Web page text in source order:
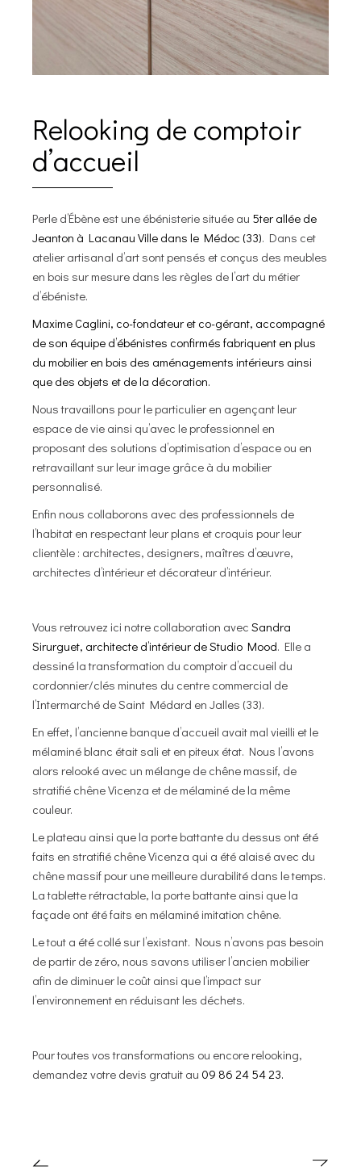
Relooking de comptoir
d’accueil
Perle d’Ébène est une ébénisterie située au 5ter allée de
Jeanton à Lacanau Ville dans le Médoc (33). Dans cet
atelier artisanal d’art sont pensés et conçus des meubles
en bois sur mesure dans les règles de l’art du métier
d’ébéniste.
Maxime Caglini, co-fondateur et co-gérant, accompagné
de son équipe d’ébénistes confirmés fabriquent en plus
du mobilier en bois des aménagements intérieurs ainsi
que des objets et de la décoration.
Nous travaillons pour le particulier en agençant leur
espace de vie ainsi qu’avec le professionnel en
proposant des solutions d’optimisation d’espace ou en
retravaillant sur leur image grâce à du mobilier
personnalisé.
Enfin nous collaborons avec des professionnels de
l’habitat en respectant leur plans et croquis pour leur
clientèle : architectes, designers, maîtres d’œuvre,
architectes d’intérieur et décorateur d’intérieur.
Vous retrouvez ici notre collaboration avecSandra
Sirurguet, architecte d’intérieur de Studio Mood. Elle a
dessiné la transformation du comptoir d’accueil du
cordonnier/clés minutes du centre commercial de
l’Intermarché de Saint Médard en Jalles (33).
En effet, l’ancienne banque d’accueil avait mal vieilli et le
mélaminé blanc était sali et en piteux état. Nous l’avons
alors relooké avec un mélange de chêne massif, de
stratifié chêne Vicenza et de mélaminé de la même
couleur.
Le plateau ainsi que la porte battante du dessus ont été
faits en stratifié chêne Vicenza qui a été alaisé avec du
chêne massif pour une meilleure durabilité dans le temps.
La tablette rétractable, la porte battante ainsi que la
façade ont été faits en mélaminé imitation chêne.
Le tout a été collé sur l’existant. Nous n’avons pas besoin
de partir de zéro, nous savons utiliser l’ancien mobilier
afin de diminuer le coût ainsi que l’impact sur
l’environnement en réduisant les déchets.
Pour toutes vos transformations ou encore relooking,
demandez votre devis gratuit au 09 86 24 54 23.